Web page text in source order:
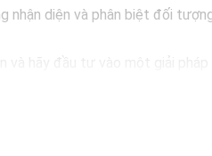
nhận diện và phân biệt đối